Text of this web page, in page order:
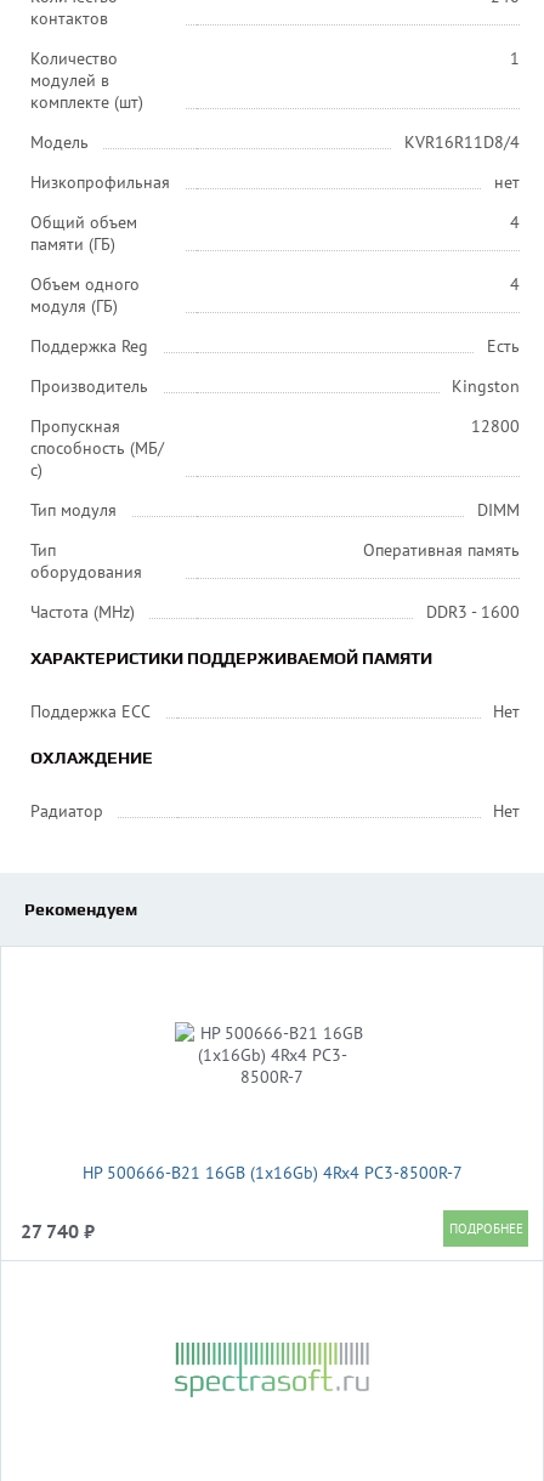
контактов
Количество
модулей в
комплекте (шт)
1
Модель
KVR16R11D8/4
Низкопрофильная
нет
Общий объем
памяти (ГБ)
4
Объем одного
модуля (ГБ)
4
Поддержка Reg
Есть
Производитель
Kingston
Пропускная
способность (МБ/
с)
12800
Тип модуля
DIMM
Тип
оборудования
Оперативная память
Частота (MHz) DDR3 - 1600
ХАРАКТЕРИСТИКИ ПОДДЕРЖИВАЕМОЙ ПАМЯТИ
Поддержка ECC Нет
ОХЛАЖДЕНИЕ
Радиатор Нет
Рекомендуем
HP 500666-B21 16GB (1x16Gb) 4Rx4 PC3-8500R-7
27 740 ₽